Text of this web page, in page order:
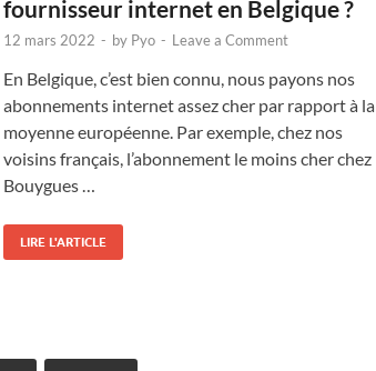
fournisseur internet en Belgique ?
12 mars 2022 - by Pyo - Leave a Comment
En Belgique, c’est bien connu, nous payons nos
abonnements internet assez cher par rapport à la
moyenne européenne. Par exemple, chez nos
voisins français, l’abonnement le moins cher chez
Bouygues …
LIRE L'ARTICLE